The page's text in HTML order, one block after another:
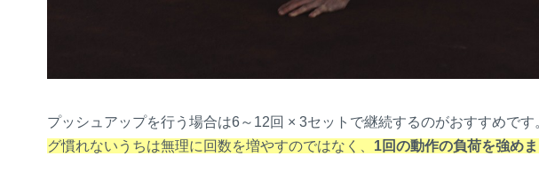
プッシュアップを行う場合は6～12回 × 3セットで継続するのがおすすめです
グ慣れないうちは無理に回数を増やすのではなく、 1回の動作の負荷を強め